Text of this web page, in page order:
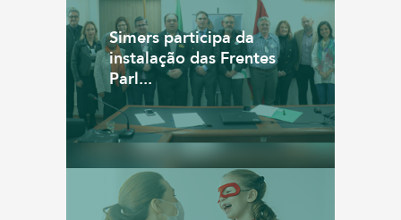
Simers participa da
instalação das Frentes
Parl...